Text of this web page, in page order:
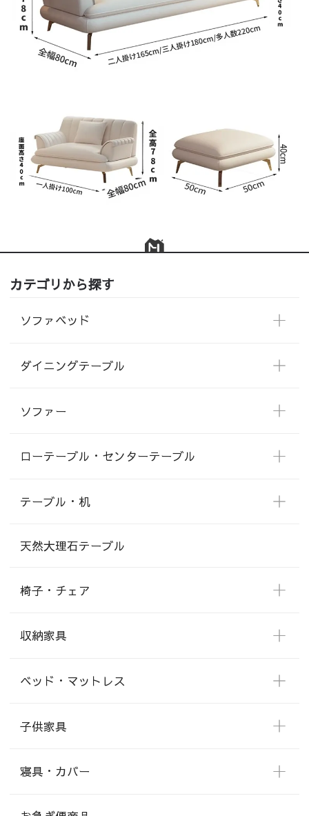
カテゴリから探す
ソファベッド
ダイニングテーブル
ソファー
ローテーブル・センターテーブル
テーブル・机
天然大理石テーブル
椅子・チェア
収納家具
ベッド・マットレス
子供家具
寝具・カバー